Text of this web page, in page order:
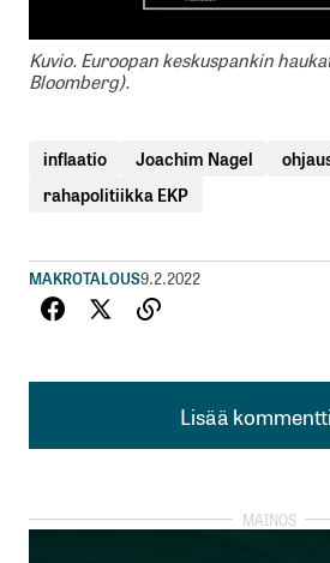
Kuvio. Euroopan keskuspankin
Bloomberg).
inflaatio Joachim Nagel
rahapolitiikka EKP
MAKROTALOUS9.2.2022
Lisää kommentti
Lisää